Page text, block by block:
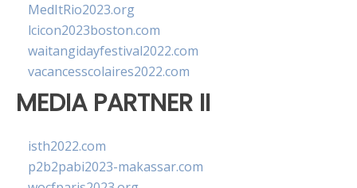
MedItRio2023.org
lcicon2023boston.com
waitangidayfestival2022.com
vacancesscolaires2022.com
MEDIA PARTNER II
isth2022.com
p2b2pabi2023-makassar.com